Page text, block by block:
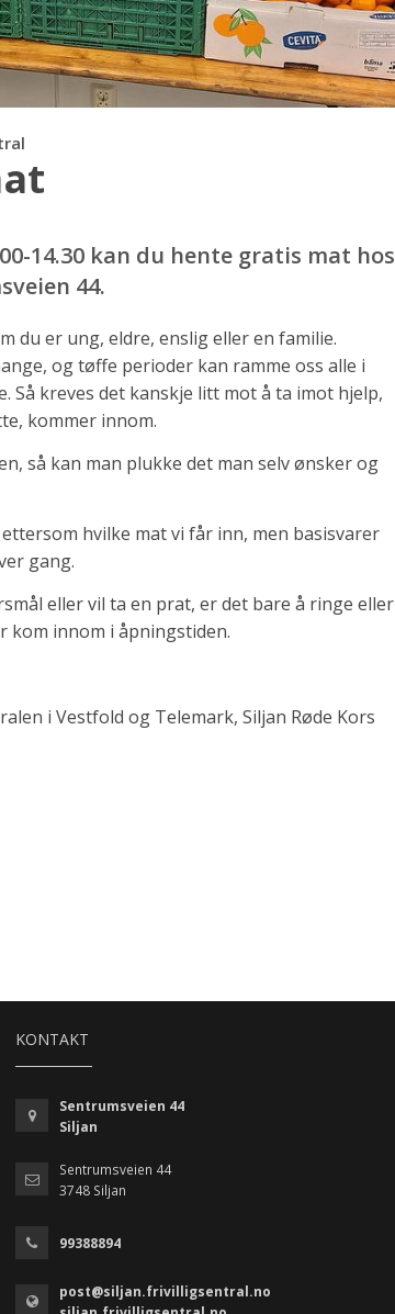
14.30 kan du hente gratis mat hos
44.
du er ung, eldre, enslig eller en familie.
og tøffe perioder kan ramme oss alle i
Så kreves det kanskje litt mot å ta imot hjelp,
kommer innom.
så kan man plukke det man selv ønsker og
hvilke mat vi får inn, men basisvarer
gang.
eller vil ta en prat, er det bare å ringe eller
kom innom i åpningstiden.
i Vestfold og Telemark, Siljan Røde Kors
KONTAKT
Sentrumsveien 44
Siljan
Sentrumsveien 44
3748 Siljan
99388894
post@siljan.frivilligsentral.no